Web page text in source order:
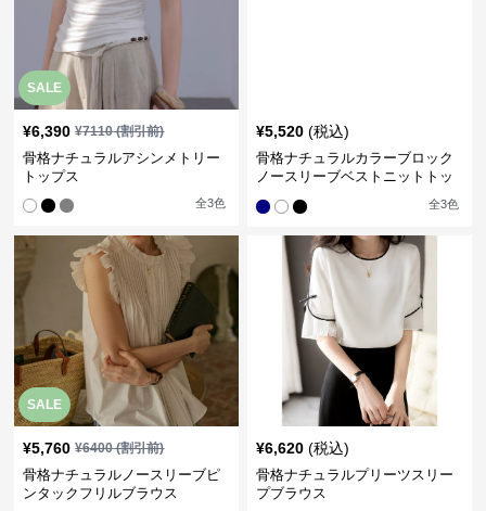
SALE
¥6,390 ¥7110(割引前)
骨格ナチュラルアシンメトリー
トップス
全3色
¥5,520 (税込)
骨格ナチュラルカラーブロック
ノースリーブベストニットトッ
全3色
SALE
¥5,760 ¥6400(割引前)
骨格ナチュラルノースリーブピ
ンタックフリルブラウス
¥6,620 (税込)
骨格ナチュラルプリーツスリー
プブラウス